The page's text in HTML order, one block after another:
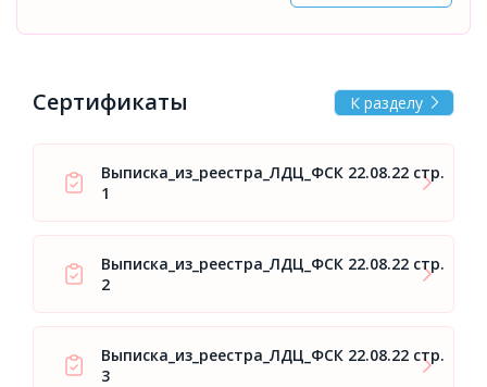
Сертификаты К разделу
Выписка_из_реестра_ЛДЦ_ФСК 22.08.22 стр.
1
Выписка_из_реестра_ЛДЦ_ФСК 22.08.22 стр.
2
Выписка_из_реестра_ЛДЦ_ФСК 22.08.22 стр.
3